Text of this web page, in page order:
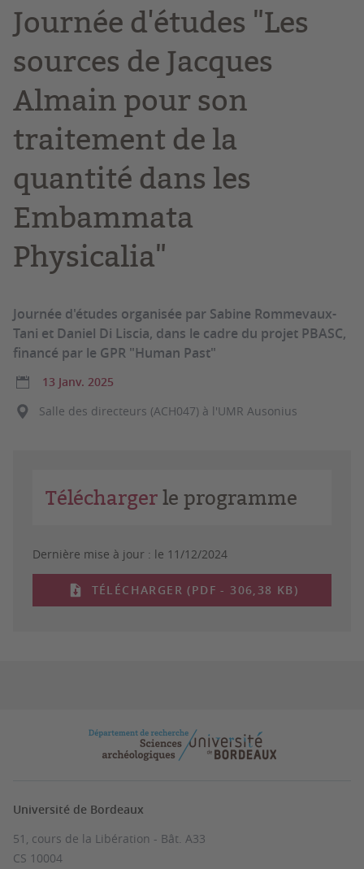
Journée d'études "Les
sources de Jacques
Almain pour son
traitement de la
quantité dans les
Embammata
Physicalia"
Journée d'études organisée par Sabine Rommevaux-
Tani et Daniel Di Liscia, dans le cadre du projet PBASC,
financé par le GPR "Human Past"
13 Janv. 2025
Salle des directeurs (ACH047) à l'UMR Ausonius
Téléchargerle programme
Dernière mise à jour : le 11/12/2024
TÉLÉCHARGER (PDF - 306,38 KB)
Université de Bordeaux
51, cours de la Libération - Bât. A33
CS 10004